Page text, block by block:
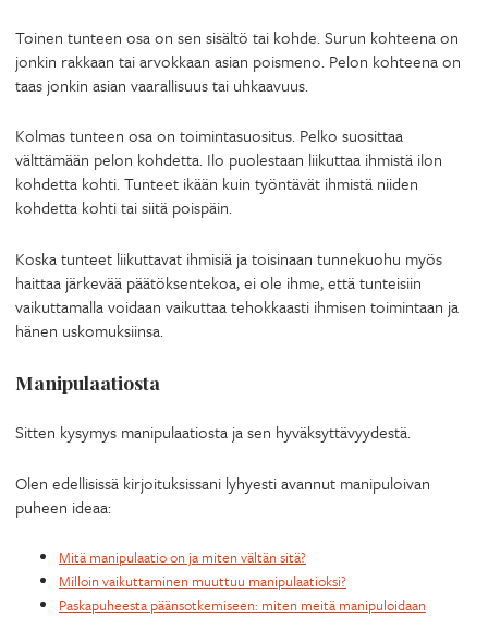
Toinen tunteen osa on sen sisältö tai kohde. Surun kohteena on
jonkin rakkaan tai arvokkaan asian poismeno. Pelon kohteena on
taas jonkin asian vaarallisuus tai uhkaavuus.
Kolmas tunteen osa on toimintasuositus. Pelko suosittaa
välttämään pelon kohdetta. Ilo puolestaan liikuttaa ihmistä ilon
kohdetta kohti. Tunteet ikään kuin työntävät ihmistä niiden
kohdetta kohti tai siitä poispäin.
Koska tunteet liikuttavat ihmisiä ja toisinaan tunnekuohu myös
haittaa järkevää päätöksentekoa, ei ole ihme, että tunteisiin
vaikuttamalla voidaan vaikuttaa tehokkaasti ihmisen toimintaan ja
hänen uskomuksiinsa.
Manipulaatiosta
Sitten kysymys manipulaatiosta ja sen hyväksyttävyydestä.
Olen edellisissä kirjoituksissani lyhyesti avannut manipuloivan
puheen ideaa:
Mitä manipulaatio on ja miten vältän sitä?
Milloin vaikuttaminen muuttuu manipulaatioksi?
Paskapuheesta päänsotkemiseen: miten meitä manipuloidaan